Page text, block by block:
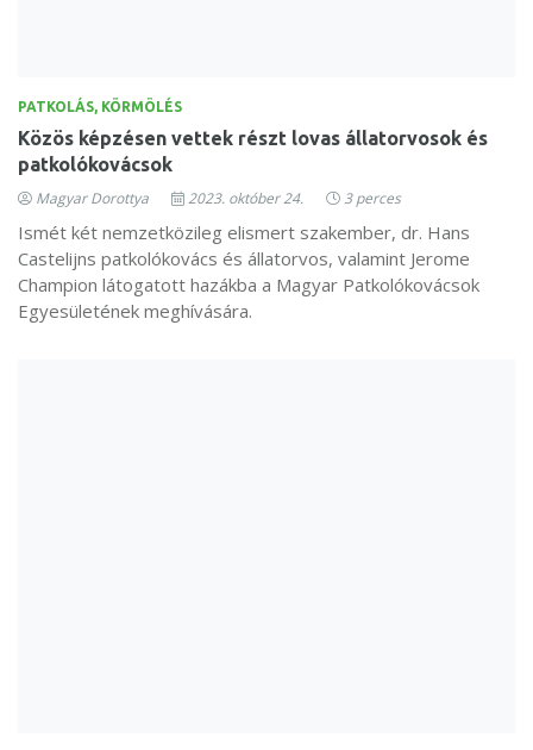
PATKOLÁS, KÖRMÖLÉS
Közös képzésen vettek részt lovas állatorvosok és
patkolókovácsok
Magyar Dorottya 2023. október 24. 3 perces
Ismét két nemzetközileg elismert szakember, dr. Hans
Castelijns patkolókovács és állatorvos, valamint Jerome
Champion látogatott hazákba a Magyar Patkolókovácsok
Egyesületének meghívására.